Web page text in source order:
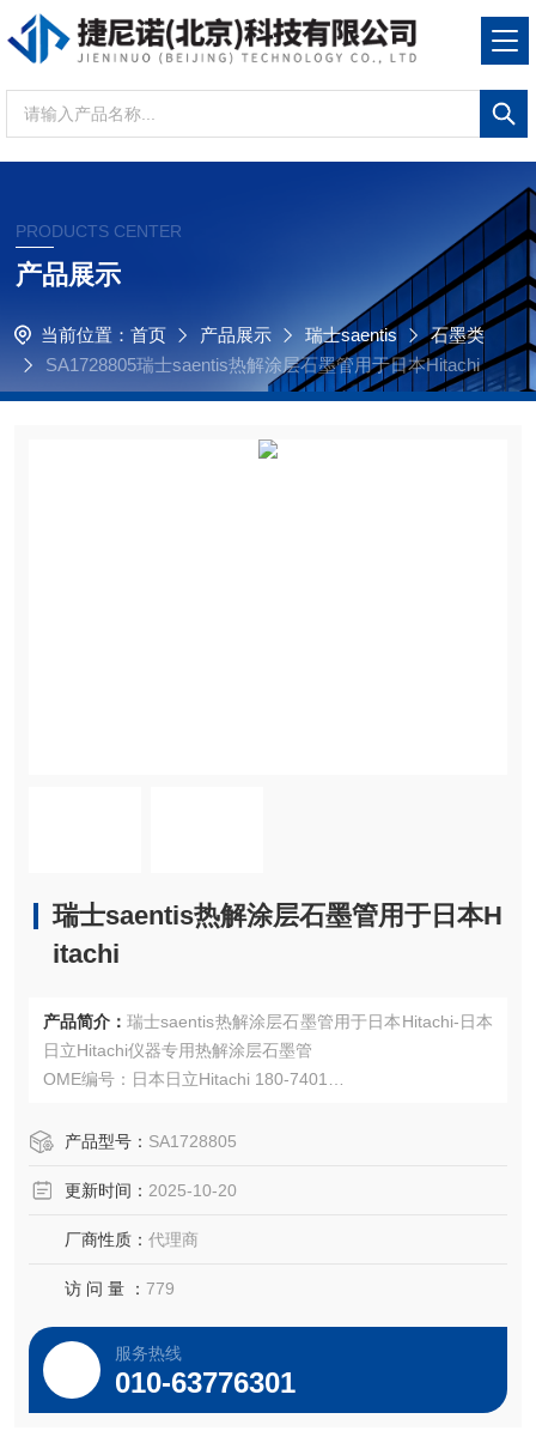
PRODUCTS CENTER
产品展示
当前位置： 首页 产品展示 瑞士saentis
石墨类
SA1728805瑞士saentis热解涂层石墨管用于日本Hitachi
瑞士saentis热解涂层石墨管用于日本H
itachi
产品简介： 瑞士saentis热解涂层石墨管用于日本Hitachi-日本
日立Hitachi仪器专用热解涂层石墨管
OME编号：日本日立Hitachi 180-7401
OEM厂商；我们提供的所有产品都是高质量高性价的，适用
产品型号： SA1728805
更新时间： 2025-10-20
厂商性质： 代理商
访 问 量 ： 779
服务热线
010-63776301